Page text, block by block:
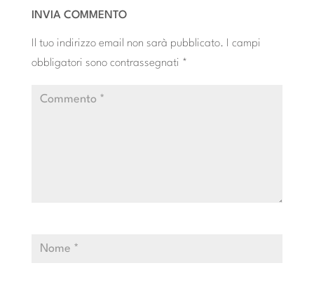
INVIA COMMENTO
Il tuo indirizzo email non sarà pubblicato.
I campi
obbligatori sono contrassegnati *